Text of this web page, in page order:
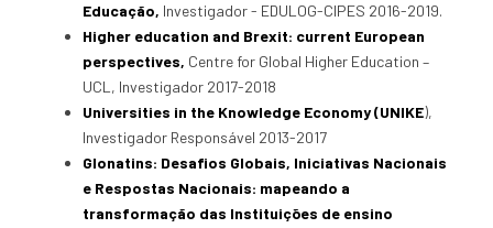
Educação, Investigador - EDULOG-CIPES 2016-2019.
Higher education and Brexit: current European
perspectives, Centre for Global Higher Education –
UCL, Investigador 2017-2018
Universities in the Knowledge Economy (UNIKE),
Investigador Responsável 2013-2017
Glonatins: Desafios Globais, Iniciativas Nacionais
e Respostas Nacionais: mapeando a
transformação das Instituições de ensino